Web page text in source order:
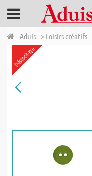
Aduis > Loisirs créatifs
Déstockage